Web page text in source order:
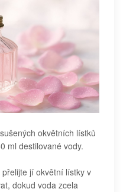
okvětních lístků
ml destilované vody.
jí okvětní lístky v
dokud voda zcela